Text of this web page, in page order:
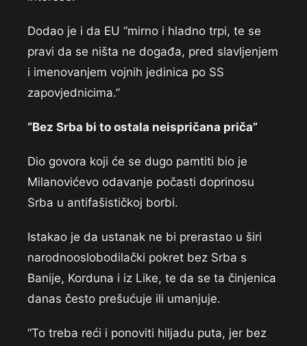
Dodao je i da EU “mirno i hladno trpi, te se
pravi da se ništa ne događa, pred slavljenjem
i imenovanjem vojnih jedinica po SS
zapovjednicima.”
“Bez Srba bi to ostala neispričana priča”
Dio govora koji će se dugo pamtiti bio je
Milanovićevo odavanje počasti doprinosu
Srba u antifašističkoj borbi.
Istakao je da ustanak ne bi prerastao u širi
narodnooslobodilački pokret bez Srba s
Banije, Korduna i iz Like, te da se ta činjenica
danas često prešućuje ili umanjuje.
“To treba reći i ponoviti hiljadu puta, jer bez